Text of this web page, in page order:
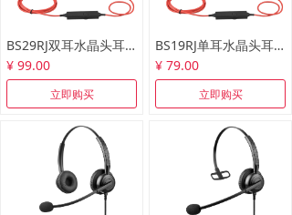
联系我们
BS29RJ双耳水晶头耳机
¥ 99.00
立即购买
BS19RJ单耳水晶头耳机
¥ 79.00
立即购买